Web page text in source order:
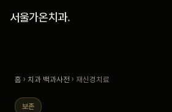
서울가온치과.
진료 안내
홈 › 치과 백과사전 › 재신경치료
보존